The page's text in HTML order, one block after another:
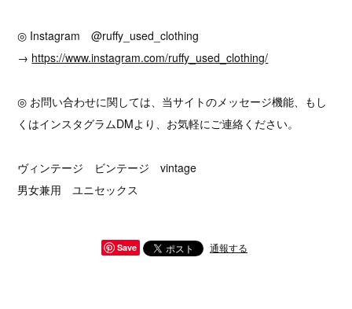
◎ Instagram @ruffy_used_clothing
→ https://www.instagram.com/ruffy_used_clothing/
◎ お問い合わせに関しては、当サイトのメッセージ機能、もし
くはインスタグラムDMより、お気軽にご連絡ください。
ヴィンテージ ビンテージ vintage
男女兼用 ユニセックス
Save 通報する